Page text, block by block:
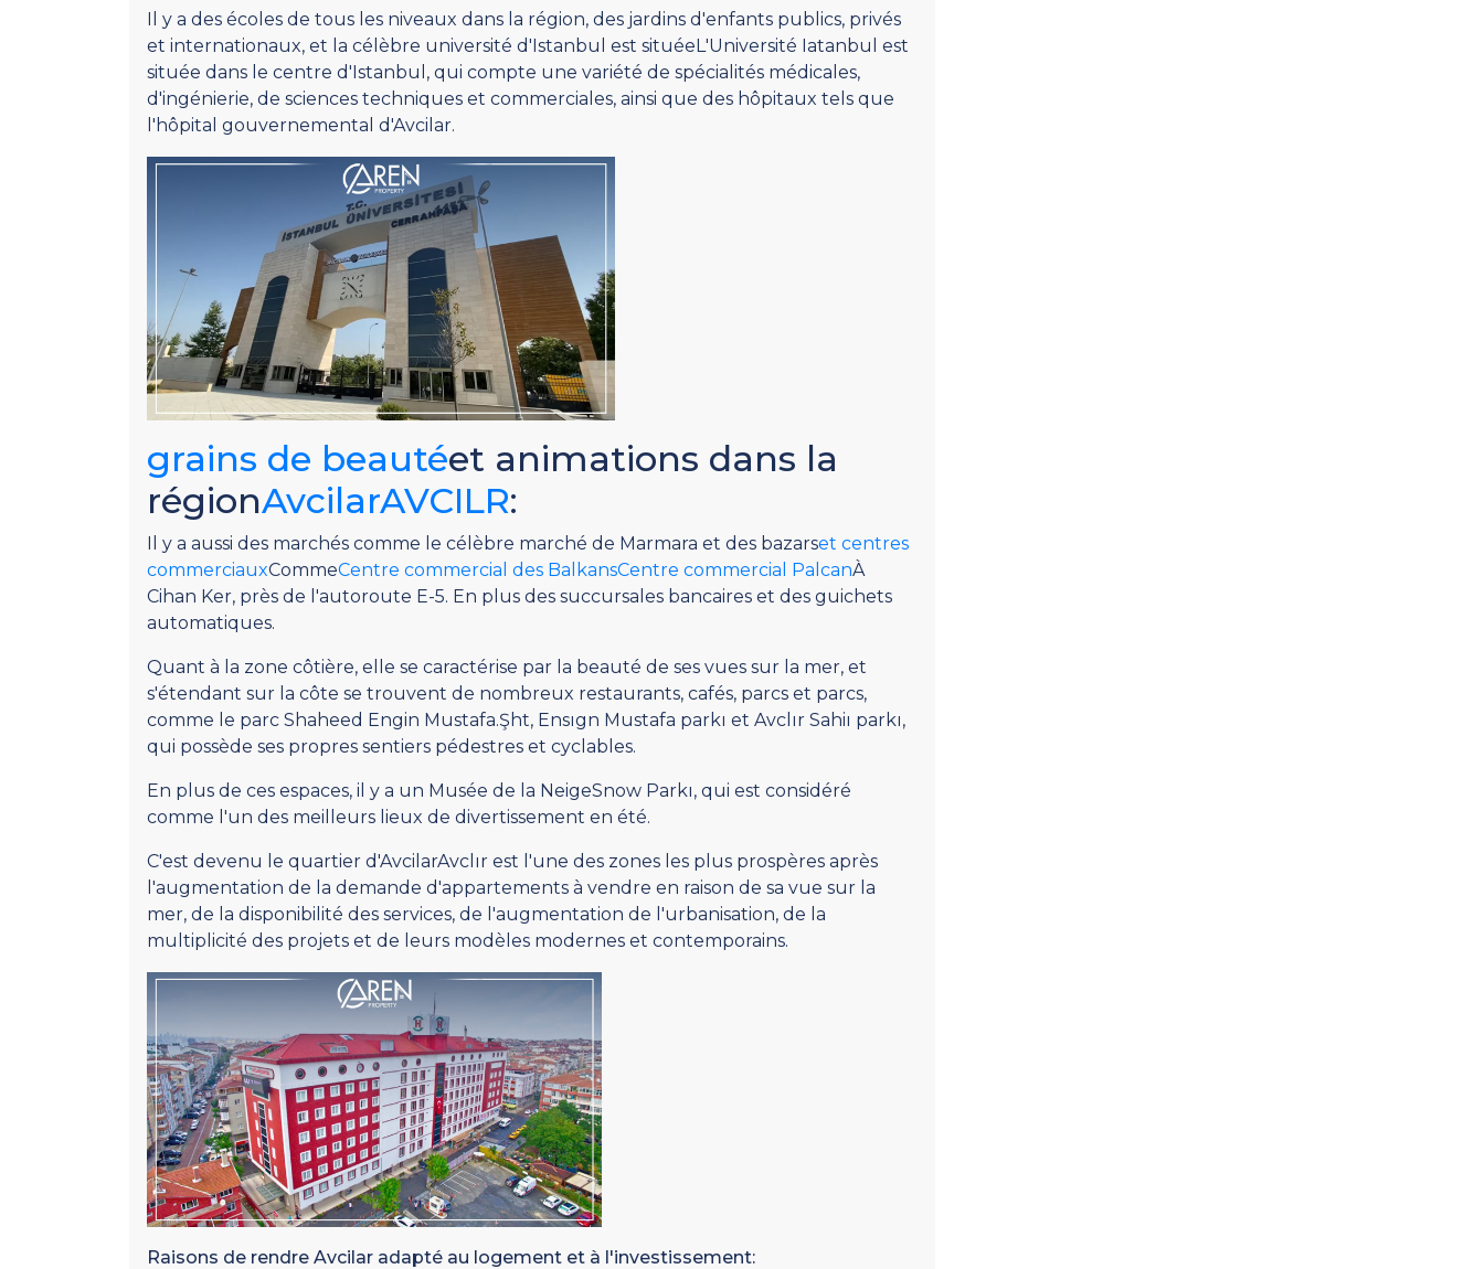
Il y a des écoles de tous les niveaux dans la région, des jardins d'enfants publics, privés
et internationaux, et la célèbre université d'Istanbul est situéeL'Université Iatanbul est
située dans le centre d'Istanbul, qui compte une variété de spécialités médicales,
d'ingénierie, de sciences techniques et commerciales, ainsi que des hôpitaux tels que
l'hôpital gouvernemental d'Avcilar.
grains de beautéet animations dans la
régionAvcilarAVCILR:
Il y a aussi des marchés comme le célèbre marché de Marmara et des bazarset centres
commerciauxCommeCentre commercial des BalkansCentre commercial PalcanÀ
Cihan Ker, près de l'autoroute E-5. En plus des succursales bancaires et des guichets
automatiques.
Quant à la zone côtière, elle se caractérise par la beauté de ses vues sur la mer, et
s'étendant sur la côte se trouvent de nombreux restaurants, cafés, parcs et parcs,
comme le parc Shaheed Engin Mustafa.Şht, Ensıgn Mustafa parkı et Avclır Sahiı parkı,
qui possède ses propres sentiers pédestres et cyclables.
En plus de ces espaces, il y a un Musée de la NeigeSnow Parkı, qui est considéré
comme l'un des meilleurs lieux de divertissement en été.
C'est devenu le quartier d'AvcilarAvclır est l'une des zones les plus prospères après
l'augmentation de la demande d'appartements à vendre en raison de sa vue sur la
mer, de la disponibilité des services, de l'augmentation de l'urbanisation, de la
multiplicité des projets et de leurs modèles modernes et contemporains.
Raisons de rendre Avcilar adapté au logement et à l'investissement: